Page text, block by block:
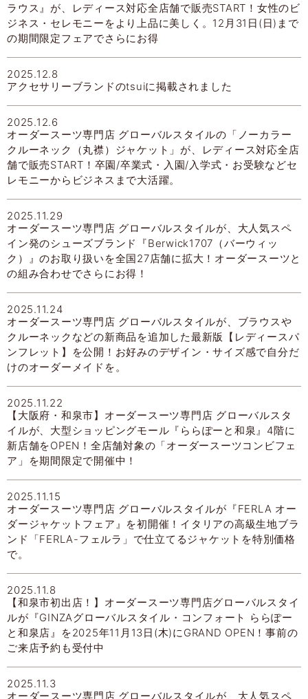
ラウス』が、レディース対応全店舗で販売START！女性のビ
ジネス・セレモニーをより上品に美しく。12月31日(日)まで
の期間限定フェアでさらにお得
2025.12.8
アクセサリーブランドのtsuiに掲載されました
2025.12.6
オーダースーツ専門店 グローバルスタイルの「ノーカラー
クルーネック（丸襟）ジャケット」が、レディース対応全店
舗で販売START！卒園/卒業式・入園/入学式・お受験などセ
レモニーからビジネスまで大活躍。
2025.11.29
オーダースーツ専門店 グローバルスタイルが、大人気スペ
イン発のシューズブランド『Berwick1707（バーウィッ
ク）』のお取り扱いを全国27店舗に拡大！オーダースーツと
の組み合わせでさらにお得！
2025.11.24
オーダースーツ専門店 グローバルスタイルが、ブラウスや
クルーネックなどの新商品を追加した最新版【レディースパ
ンフレット】を公開！お好みのデザイン・サイズ感で自分だ
けのオーダーメイドを。
2025.11.22
【大阪府・和泉市】オーダースーツ専門店 グローバルスタ
イルが、大型ショッピングモール『ららぽーと和泉』4階に
新店舗をOPEN！全店舗対象の「オーダースーツコンビフェ
ア」を期間限定で開催中！
2025.11.15
オーダースーツ専門店 グローバルスタイルが『FERLA オー
ダージャケットフェア』を初開催！イタリアの高級生地ブラ
ンド「FERLA-フェルラ」で仕立てるジャケットを特別価格
で。
2025.11.8
【和泉市初出店！】オーダースーツ専門店グローバルスタイ
ルが『GINZAグローバルスタイル・コンフォート ららぽー
と和泉店』を2025年11月13日(木)にGRAND OPEN！事前の
ご来店予約も受付中
2025.11.3
オーダースーツ専門店 グローバルスタイルが、大人気スペ